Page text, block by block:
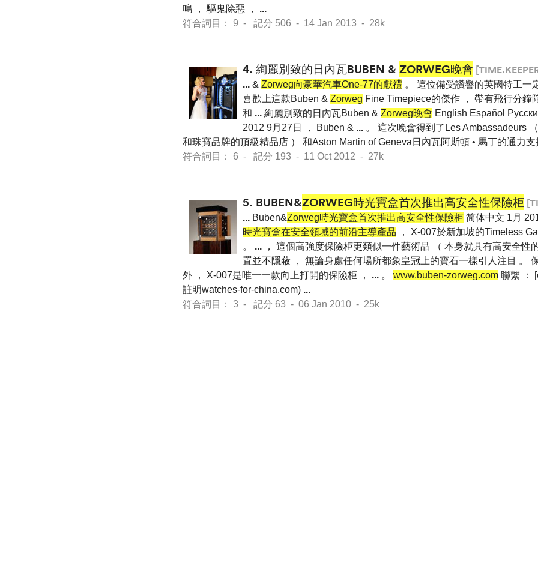
鳴 ， 驅鬼除惡 ， ...
符合詞目： 9 - 記分 506 - 14 Jan 2013 - 28k
4. 絢麗別致的日內瓦BUBEN &ZORWEG晚會
... & Zorweg向豪華汽車One-77的獻禮 。 這位備受讚譽的英國特工一
喜歡上這款Buben & Zorweg Fine Timepiece的傑作 ， 帶有飛行分鐘
和 ... 絢麗別致的日內瓦Buben & Zorweg晚會 English Español
2012 9月27日 ， Buben & ... 。 這次晚會得到了Les Ambassadeurs
和珠寶品牌的頂級精品店 ） 和Aston Martin of Geneva日內瓦阿斯頓 • 馬丁的通力
符合詞目： 6 - 記分 193 - 11 Oct 2012 - 27k
5. BUBEN&ZORWEG時光寶盒首次推出高安全性保險柜
... Buben&Zorweg時光寶盒首次推出高安全性保險柜 简体中文 1月
時光寶盒在安全領域的前沿主導產品 ， X-007於新加坡的Timeless
。 ... ， 這個高強度保險柜更類似一件藝術品 （ 本身就具有高安全性
置並不隱蔽 ， 無論身處任何場所都象皇冠上的寶石一樣引人注目 。
外 ， X-007是唯一一款向上打開的保險柜 ， ... 。 www.buben-zorweg.com 聯繫 ：
註明watches-for-china.com) ...
符合詞目： 3 - 記分 63 - 06 Jan 2010 - 25k